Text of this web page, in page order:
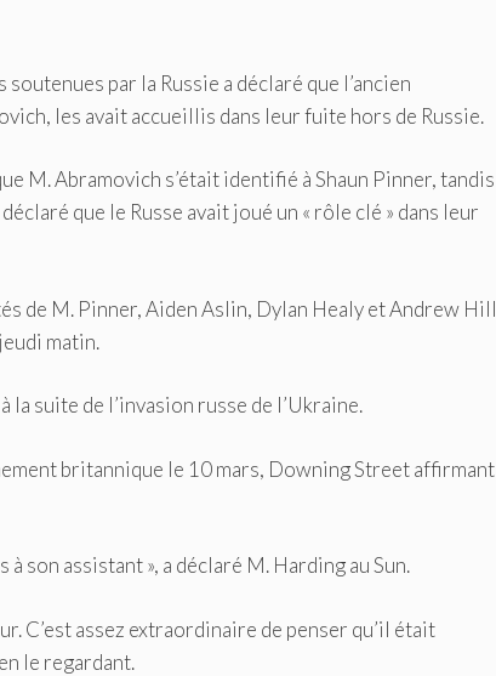
par la Russie a déclaré que l’ancien
les avait accueillis dans leur fuite hors de Russie.
M. Abramovich s’était identifié à Shaun Pinner, tandis
que le Russe avait joué un « rôle clé » dans leur
de M. Pinner, Aiden Aslin, Dylan Healy et Andrew
matin.
la suite de l’invasion russe de l’Ukraine.
britannique le 10 mars, Downing Street affirmant
son assistant », a déclaré M. Harding au Sun.
C’est assez extraordinaire de penser qu’il était
le regardant.